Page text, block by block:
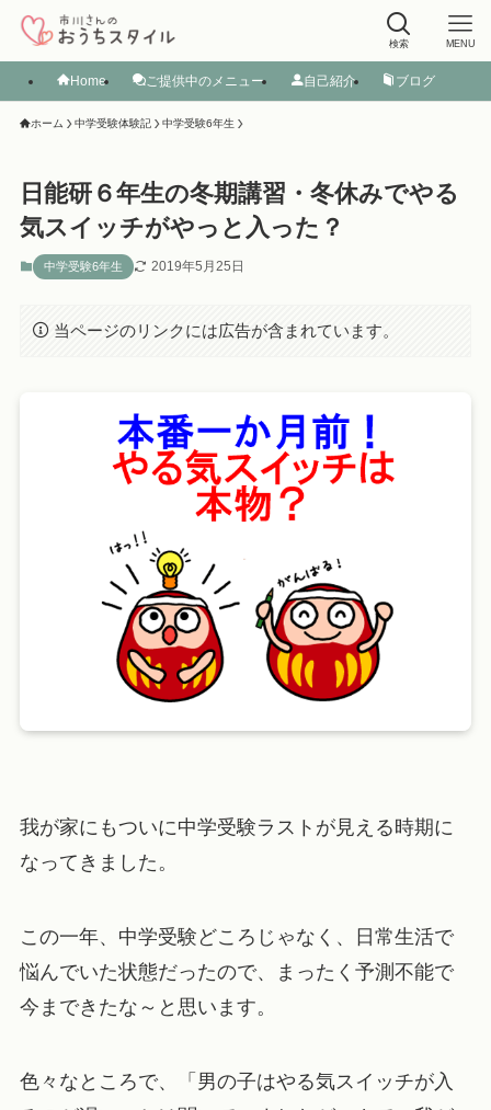
検索 MENU
Home ご提供中のメニュー 自己紹介 ブログ
ホーム 中学受験体験記 中学受験6年生
日能研６年生の冬期講習・冬休みでやる
気スイッチがやっと入った？
中学受験6年生 2019年5月25日
当ページのリンクには広告が含まれています。
我が家にもついに中学受験ラストが見える時期に
なってきました。
この一年、中学受験どころじゃなく、日常生活で
悩んでいた状態だったので、まったく予測不能で
今まできたな～と思います。
色々なところで、「男の子はやる気スイッチが入